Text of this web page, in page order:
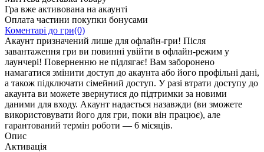
Гра вже активована на акаунті
Оплата частини покупки бонусами
Коментарі до гри(0)
Акаунт призначений лише для офлайн-гри! Після
завантаження гри ви повинні увійти в офлайн-режим у
лаунчері! Поверненню не підлягає! Вам заборонено
намагатися змінити доступ до акаунта або його профільні дані,
а також підключати сімейний доступ. У разі втрати доступу до
акаунта ви можете звернутися до підтримки за новими
даними для входу. Акаунт надається назавжди (ви зможете
використовувати його для гри, поки він працює), але
гарантований термін роботи — 6 місяців.
Опис
Активація